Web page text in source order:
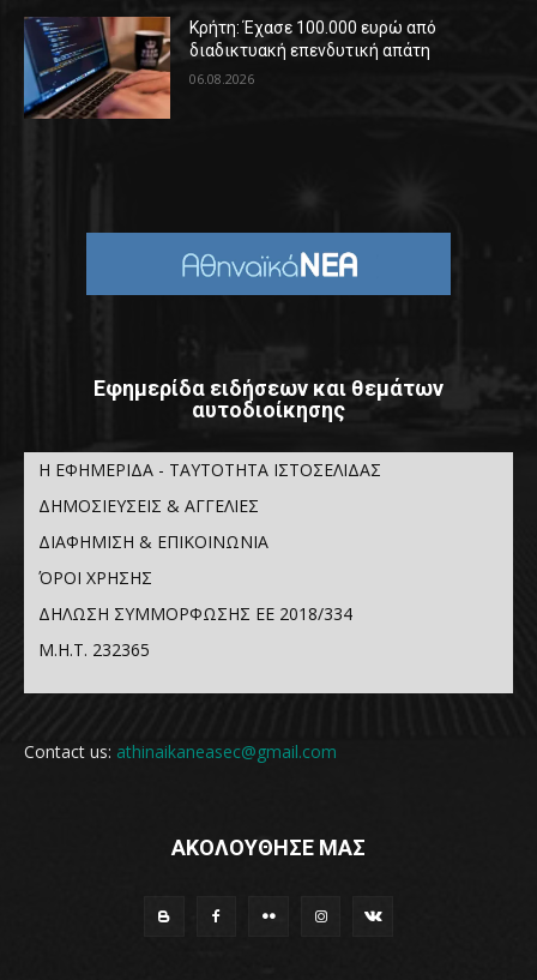
Κρήτη: Έχασε 100.000 ευρώ από
διαδικτυακή επενδυτική απάτη
06.08.2026
Εφημερίδα ειδήσεων και θεμάτων
αυτοδιοίκησης
Η ΕΦΗΜΕΡΙΔΑ - ΤΑΥΤΟΤΗΤΑ ΙΣΤΟΣΕΛΙΔΑΣ
ΔΗΜΟΣΙΕΥΣΕΙΣ & ΑΓΓΕΛΙΕΣ
ΔΙΑΦΗΜΙΣΗ & ΕΠΙΚΟΙΝΩΝΙΑ
ΌΡΟΙ ΧΡΗΣΗΣ
ΔΗΛΩΣΗ ΣΥΜΜΟΡΦΩΣΗΣ ΕΕ 2018/334
Μ.Η.Τ. 232365
Contact us: athinaikaneasec@gmail.com
ΑΚΟΛΟΥΘΗΣΕ ΜΑΣ